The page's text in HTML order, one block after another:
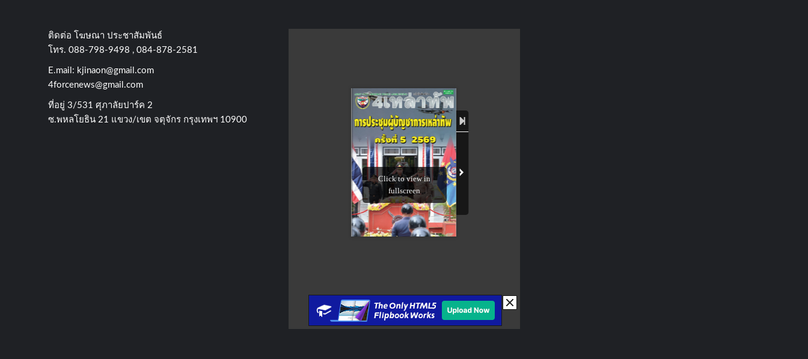
ติดต่อ​ โฆษณา​ ประชาสัมพันธ์
โทร​. 088-798-9498 , 084-878-2581
E.mail: kjinaon@gmail.com
4forcenews@gmail.com
ที่อยู่​ 3/531​ ศุภาลัยปาร์ค​ 2
ซ.พหลโยธิน​ 21​ แขวง/เขต​ จตุจักร​ กรุงเทพฯ 10900